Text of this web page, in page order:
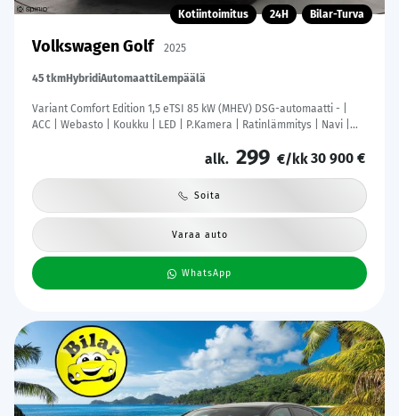
Kotiintoimitus 24H Bilar-Turva
Volkswagen Golf 2025
45 tkmHybridiAutomaattiLempäälä
Variant Comfort Edition 1,5 eTSI 85 kW (MHEV) DSG-automaatti - |
ACC | Webasto | Koukku | LED | P.Kamera | Ratinlämmitys | Navi |
alk. 299 €/kk30 900 €
Soita
Varaa auto
WhatsApp